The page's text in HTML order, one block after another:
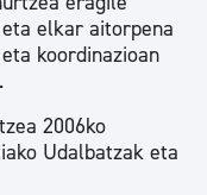
elkar aitorpena
koordinazioan
2006ko
Udalbatzak eta